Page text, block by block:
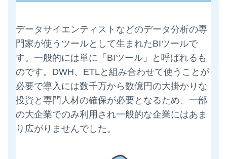
データサイエンティストなどのデータ分析の専
門家が使うツールとして生まれたBIツールで
す。一般的には単に「BIツール」と呼ばれるも
のです。DWH、ETLと組み合わせて使うことが
必要で導入には数千万から数億円の大掛かりな
投資と専門人材の確保が必要となるため、一部
の大企業でのみ利用され一般的な企業にはあま
り広がりませんでした。